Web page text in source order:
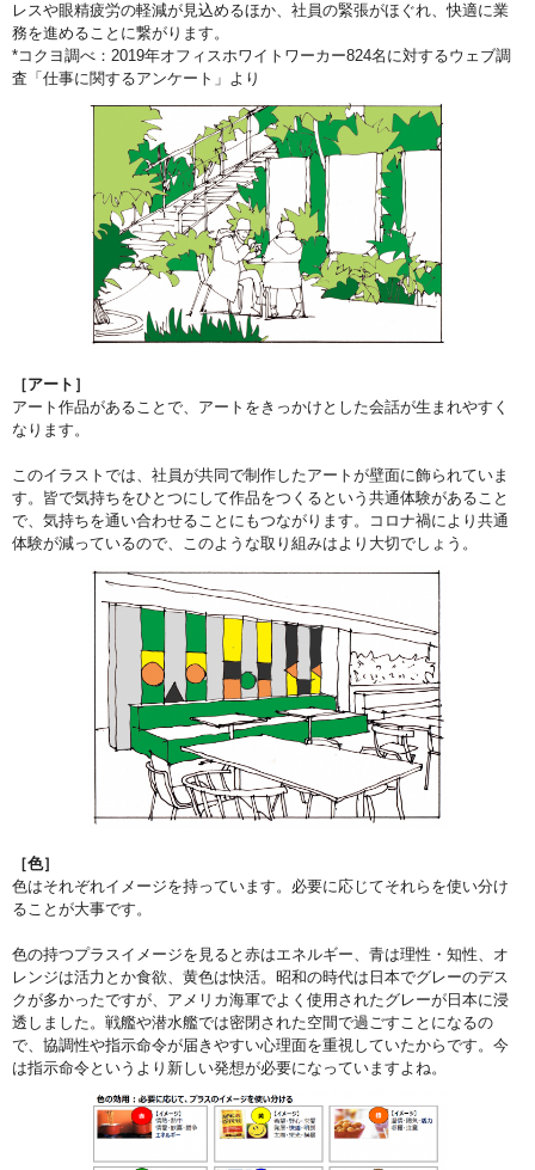
レスや眼精疲労の軽減が見込めるほか、社員の緊張がほぐれ、快適に業
務を進めることに繋がります。
*コクヨ調べ：2019年オフィスホワイトワーカー824名に対するウェブ調
査「仕事に関するアンケート」より
［アート］
アート作品があることで、アートをきっかけとした会話が生まれやすく
なります。
このイラストでは、社員が共同で制作したアートが壁面に飾られていま
す。皆で気持ちをひとつにして作品をつくるという共通体験があること
で、気持ちを通い合わせることにもつながります。コロナ禍により共通
体験が減っているので、このような取り組みはより大切でしょう。
［色］
色はそれぞれイメージを持っています。必要に応じてそれらを使い分け
ることが大事です。
色の持つプラスイメージを見ると赤はエネルギー、青は理性・知性、オ
レンジは活力とか食欲、黄色は快活。昭和の時代は日本でグレーのデス
クが多かったですが、アメリカ海軍でよく使用されたグレーが日本に浸
透しました。戦艦や潜水艦では密閉された空間で過ごすことになるの
で、協調性や指示命令が届きやすい心理面を重視していたからです。今
は指示命令というより新しい発想が必要になっていますよね。